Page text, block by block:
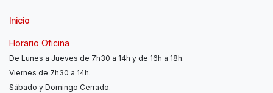
Inicio
Horario Oficina
De Lunes a Jueves de 7h30 a 14h y de 16h a 18h.
Viernes de 7h30 a 14h.
Sábado y Domingo Cerrado.